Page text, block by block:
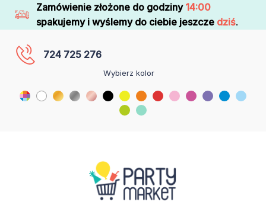
Zamówienie złożone do godziny 14:00
spakujemy i wyślemy do ciebie jeszcze dziś.
724 725 276
Wybierz kolor